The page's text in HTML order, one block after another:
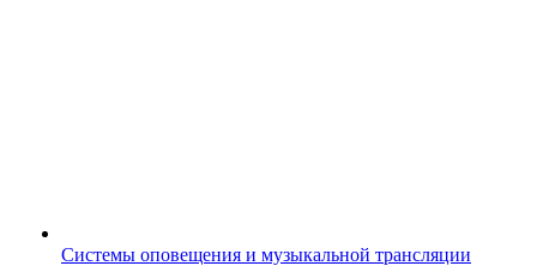
Системы оповещения и музыкальной трансляции